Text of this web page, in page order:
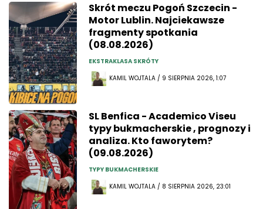
Skrót meczu Pogoń Szczecin -
Motor Lublin. Najciekawsze
fragmenty spotkania
(08.08.2026)
EKSTRAKLASA SKRÓTY
KAMIL WOJTALA / 9 SIERPNIA 2026, 1:07
SL Benfica - Academico Viseu
typy bukmacherskie , prognozy i
analiza. Kto faworytem?
(09.08.2026)
TYPY BUKMACHERSKIE
KAMIL WOJTALA / 8 SIERPNIA 2026, 23:01